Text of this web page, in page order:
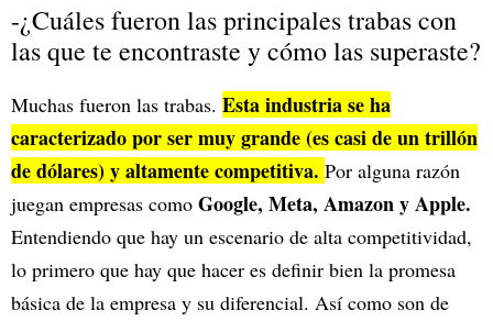
-¿Cuáles fueron las principales trabas con
las que te encontraste y cómo las superaste?
Muchas fueron las trabas. Esta industria se ha
caracterizado por ser muy grande (es casi de un trillón
de dólares) y altamente competitiva. Por alguna razón
juegan empresas como Google, Meta, Amazon y Apple.
Entendiendo que hay un escenario de alta competitividad,
lo primero que hay que hacer es definir bien la promesa
básica de la empresa y su diferencial. Así como son de